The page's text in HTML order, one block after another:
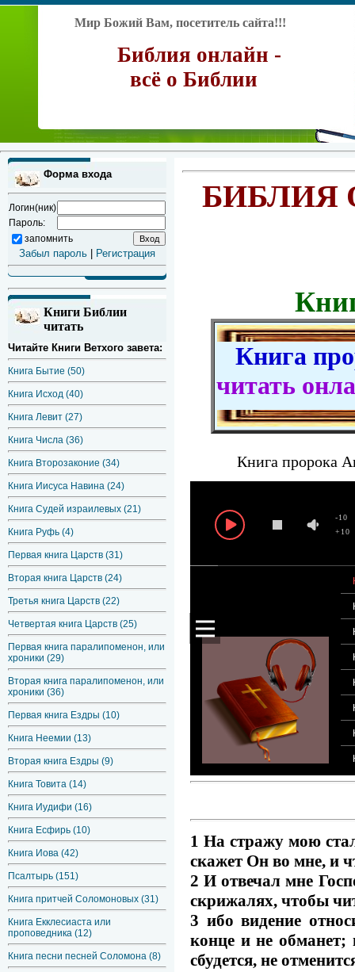
Мир Божий Вам, посетитель сайта!!!
Библия онлайн -
всё о Библии
Форма входа
Логин(ник)
Пароль:
запомнить
Забыл пароль Регистрация
Книги Библии
читать
Читайте Книги Ветхого завета:
Книга Бытие (50)
Книга Исход (40)
Книга Левит (27)
Книга Числа (36)
Книга Второзаконие (34)
Книга Иисуса Навина (24)
Книга Судей израилевых (21)
Книга Руфь (4)
Первая книга Царств (31)
Вторая книга Царств (24)
Третья книга Царств (22)
Четвертая книга Царств (25)
Первая книга паралипоменон, или
хроники (29)
Вторая книга паралипоменон, или
хроники (36)
Первая книга Ездры (10)
Книга Неемии (13)
Вторая книга Ездры (9)
Книга Товита (14)
Книга Иудифи (16)
Книга Есфирь (10)
Книга Иова (42)
Псалтырь (151)
Книга притчей Соломоновых (31)
Книга Екклесиаста или
проповедника (12)
Книга песни песней Соломона (8)
БИБЛИЯ
Книга
читать
Книга пророка
+10
-10
1 На стражу мою
скажет Он во мне, и
2 И отвечал мне
скрижалях, чтобы
3 ибо видение
конце и не обманет;
сбудется, не